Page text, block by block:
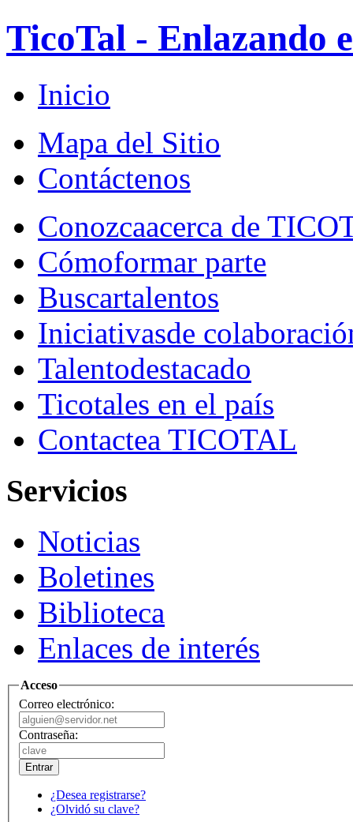
TicoTal - Enlazando
Inicio
Mapa del Sitio
Contáctenos
Conozcaacerca de
Cómoformar parte
Buscartalentos
Iniciativasde
Talentodestacado
Ticotales en el país
Contactea TICOTAL
Servicios
Noticias
Boletines
Biblioteca
Enlaces de interés
Acceso
Correo electrónico:
Contraseña:
¿Desea registrarse?
¿Olvidó su clave?